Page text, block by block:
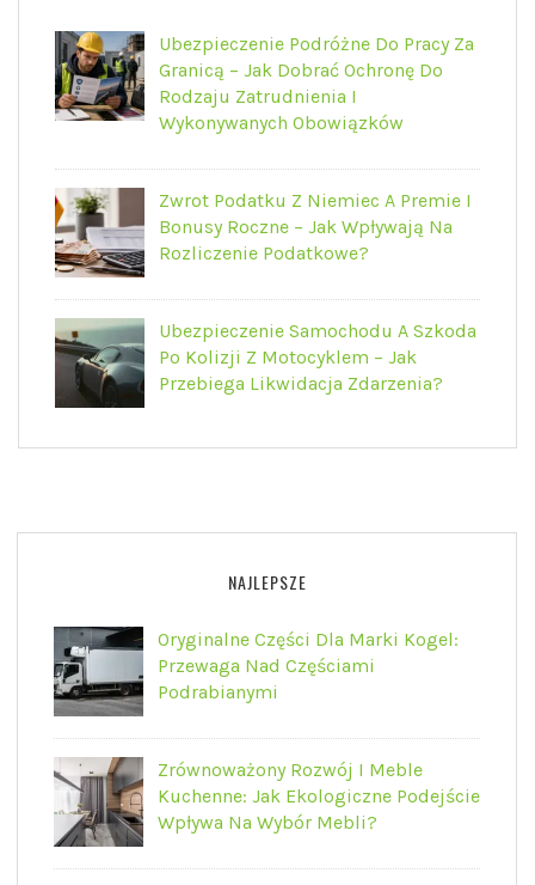
Ubezpieczenie Podróżne Do Pracy Za
Granicą – Jak Dobrać Ochronę Do
Rodzaju Zatrudnienia I
Wykonywanych Obowiązków
Zwrot Podatku Z Niemiec A Premie I
Bonusy Roczne – Jak Wpływają Na
Rozliczenie Podatkowe?
Ubezpieczenie Samochodu A Szkoda
Po Kolizji Z Motocyklem – Jak
Przebiega Likwidacja Zdarzenia?
NAJLEPSZE
Oryginalne Części Dla Marki Kogel:
Przewaga Nad Częściami
Podrabianymi
Zrównoważony Rozwój I Meble
Kuchenne: Jak Ekologiczne Podejście
Wpływa Na Wybór Mebli?